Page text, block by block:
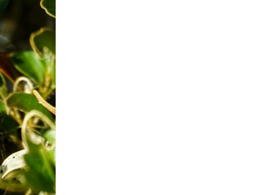
Over ons
Contact
ENGLISH
Search the Knowledge base